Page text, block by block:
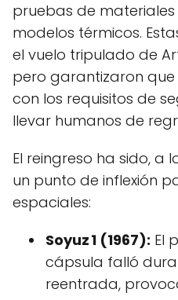
pruebas de
modelos térmicos.
el vuelo tripulado de
pero garantizaron
con los requisitos de
llevar humanos de
El reingreso ha sido, a
un punto de inflexión
espaciales:
Soyuz 1 (1967): El
cápsula falló
reentrada,